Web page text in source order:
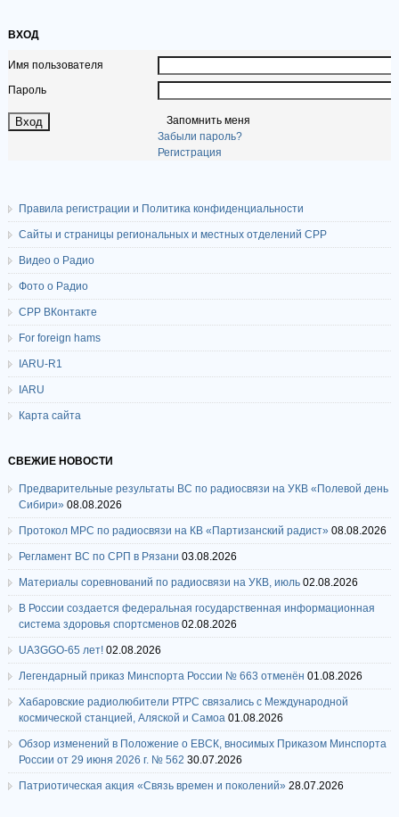
ВХОД
Имя пользователя
Пароль
Запомнить меня
Забыли пароль?
Регистрация
Правила регистрации и Политика конфиденциальности
Сайты и страницы региональных и местных отделений СРР
Видео о Радио
Фото о Радио
СРР ВКонтакте
For foreign hams
IARU-R1
IARU
Карта сайта
СВЕЖИЕ НОВОСТИ
Предварительные результаты ВС по радиосвязи на УКВ «Полевой день
Сибири» 08.08.2026
Протокол МРС по радиосвязи на КВ «Партизанский радист» 08.08.2026
Регламент ВС по СРП в Рязани 03.08.2026
Материалы соревнований по радиосвязи на УКВ, июль 02.08.2026
В России создается федеральная государственная информационная
система здоровья спортсменов 02.08.2026
UA3GGO-65 лет! 02.08.2026
Легендарный приказ Минспорта России № 663 отменён 01.08.2026
Хабаровские радиолюбители РТРС связались с Международной
космической станцией, Аляской и Самоа 01.08.2026
Обзор изменений в Положение о ЕВСК, вносимых Приказом Минспорта
России от 29 июня 2026 г. № 562 30.07.2026
Патриотическая акция «Связь времен и поколений» 28.07.2026